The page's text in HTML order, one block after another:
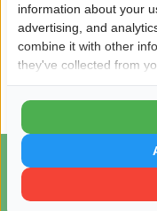
Deze website is
information about your
advertising, and
combine it with other
they've collected from